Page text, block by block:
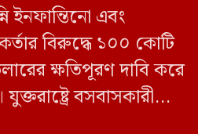
ইনফান্তিনো এবং
বিরুদ্ধে ১০০ কোটি
ক্ষতিপূরণ দাবি করে
বসবাসকারী